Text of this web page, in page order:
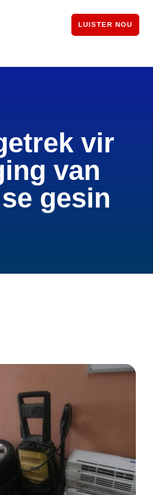
LUISTER NOU
vir
van
gesin